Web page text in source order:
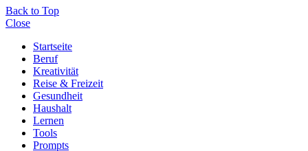
Back to Top
Close
Startseite
Beruf
Kreativität
Reise & Freizeit
Gesundheit
Haushalt
Lernen
Tools
Prompts